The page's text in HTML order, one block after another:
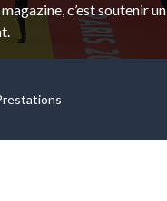
c’est soutenir un